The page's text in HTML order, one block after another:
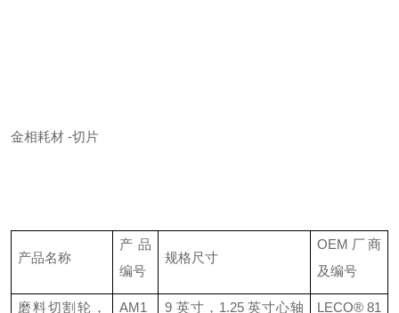
金相耗材 -切片
产品名称
产品
编号
规格尺寸
OEM 厂商
及编号
磨料切割轮，
AM1
9 英寸， 1.25英寸心轴
LECO® 81